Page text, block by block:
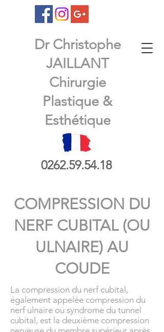
Dr Christophe
JAILLANT
Chirurgie
Plastique &
Esthétique
0262.59.54.18
COMPRESSION DU
NERF CUBITAL (OU
ULNAIRE) AU
COUDE
La compression du nerf cubital,
également appelée compression du
nerf ulnaire ou syndrome du tunnel
cubital, est la deuxième compression